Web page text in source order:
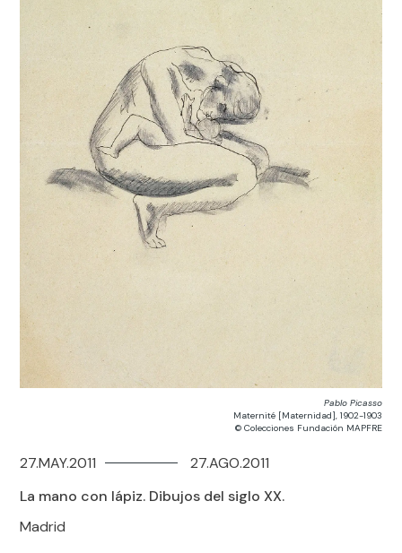
Pablo Picasso
Maternité [Maternidad], 1902-1903
© Colecciones Fundación MAPFRE
La mano con lápiz. Dibujos del siglo XX.
Madrid
27.MAY.2011 27.AGO.2011